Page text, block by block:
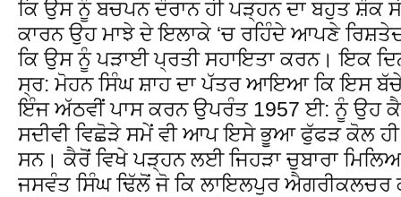
ਕਿ ਉਸ ਨੂੰ ਬਚਪਨ ਦੌਰਾਨ ਹੀ ਪੜ੍ਹਨ ਦਾ ਬਹੁਤ ਸ਼ੌਕ
ਕਾਰਨ ਉਹ ਮਾਝੇ ਦੇ ਇਲਾਕੇ ‘ਚ ਰਹਿੰਦੇ ਆਪਣੇ
ਕਿ ਉਸ ਨੂੰ ਪੜਾਈ ਪ੍ਰਤੀ ਸਹਾਇਤਾ ਕਰਨ। ਇਕ
ਸ੍ਰ: ਮੋਹਨ ਸਿੰਘ ਸ਼ਾਹ ਦਾ ਪੱਤਰ ਆਇਆ ਕਿ ਇਸ ਬੱਚੇ
ਇੰਜ ਅੱਠਵੀਂ ਪਾਸ ਕਰਨ ਉਪਰੰਤ 1957 ਈ: ਨੂੰ ਉਹ
ਸਦੀਵੀ ਵਿਛੋੜੇ ਸਮੇਂ ਵੀ ਆਪ ਇਸੇ ਭੂਆ ਫੁੱਫੜ ਕੋਲ ਹੀ
ਸਨ। ਕੈਰੋਂ ਵਿਖੇ ਪੜ੍ਹਨ ਲਈ ਜਿਹੜਾ ਚੁਬਾਰਾ
ਜਸਵੰਤ ਸਿੰਘ ਢਿੱਲੋਂ ਜੋ ਕਿ ਲਾਇਲਪੁਰ ਐਗਰੀਕਲਚਰ